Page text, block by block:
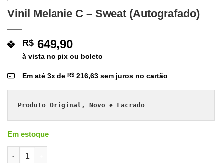
Vinil Melanie C – Sweat (Autografado)
R$ 649,90
à vista no pix ou boleto
Em até 3x de R$ 216,63 sem juros no cartão
Produto Original, Novo e Lacrado
Em estoque
Vinil Melanie C - Sweat (Autografado) quantidade